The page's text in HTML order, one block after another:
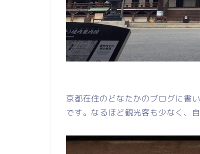
京都在住のどなたかのブログに書
です。なるほど観光客も少なく、